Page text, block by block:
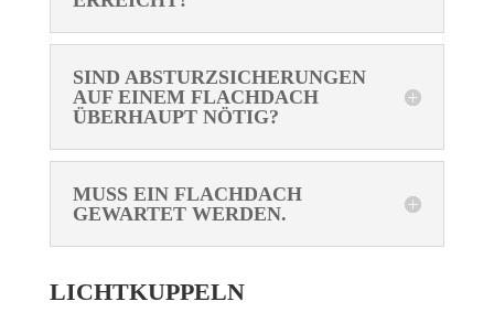
SIND ABSTURZSICHERUNGEN
AUF EINEM FLACHDACH
ÜBERHAUPT NÖTIG?
MUSS EIN FLACHDACH
GEWARTET WERDEN.
LICHTKUPPELN